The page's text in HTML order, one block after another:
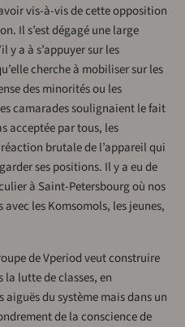
vis-à-vis de cette opposition
Il s’est dégagé une large
y a à s’appuyer sur les
cherche à mobiliser sur les
des minorités ou les
camarades soulignaient le fait
acceptée par tous, les
brutale de l’appareil qui
ses positions. Il y a eu de
à Saint-Petersbourg où nos
les Komsomols, les jeunes,
de Vperiod veut construire
lutte de classes, en
du système mais dans un
de la conscience de